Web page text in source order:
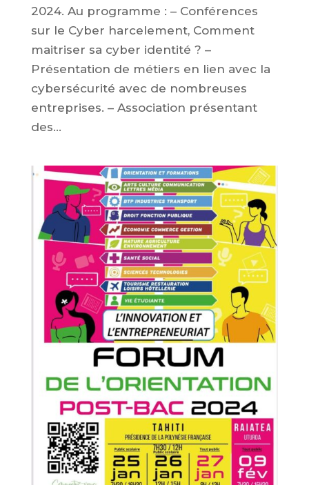
2024. Au programme : – Conférences
sur le Cyber harcelement, Comment
maitriser sa cyber identité ? –
Présentation de métiers en lien avec la
cybersécurité avec de nombreuses
entreprises. – Association présentant
des...